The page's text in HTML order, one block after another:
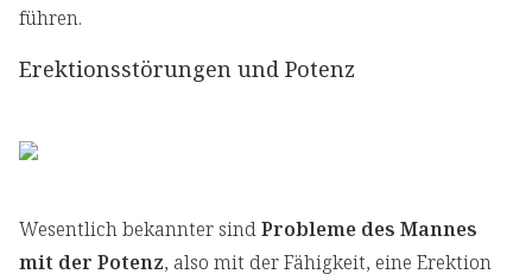
führen.
Erektionsstörungen und Potenz
Wesentlich bekannter sindProbleme des Mannes
mit der Potenz, also mit der Fähigkeit, eine Erektion